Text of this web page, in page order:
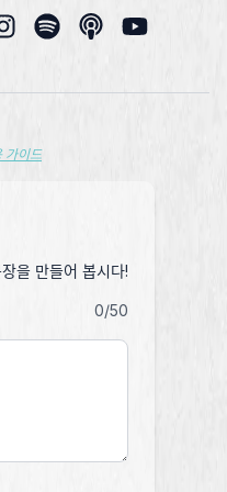
가이드
을 만들어 봅시다!
0/50